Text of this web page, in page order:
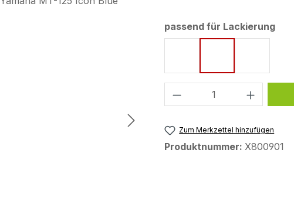
passend für Lackierung
Produkt Anzahl:
Zum Merkzettel hinzufügen
Produktnummer: X800901